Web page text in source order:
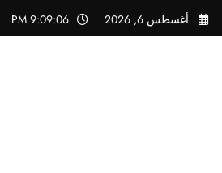
التجاوز
إلى
أغسطس 6, 2026 9:09:07 PM